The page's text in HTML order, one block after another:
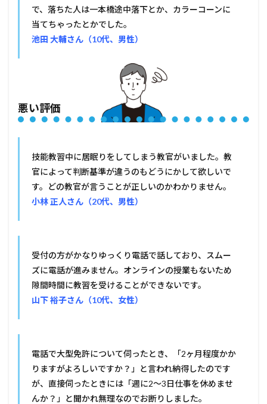
で、落ちた人は一本橋途中落下とか、カラーコーンに
当てちゃったとかでした。
池田 大輔さん（10代、男性）
悪い評価
技能教習中に居眠りをしてしまう教官がいました。教
官によって判断基準が違うのもどうにかして欲しいで
す。どの教官が言うことが正しいのかわかりません。
小林 正人さん（20代、男性）
受付の方がかなりゆっくり電話で話しており、スムー
ズに電話が進みません。オンラインの授業もないため
隙間時間に教習を受けることができないです。
山下 裕子さん（10代、女性）
電話で大型免許について伺ったとき、「2ヶ月程度かか
りますがよろしいですか？」と言われ納得したのです
が、直接伺ったときには「週に2～3日仕事を休めませ
んか？」と聞かれ無理なのでお断りしました。